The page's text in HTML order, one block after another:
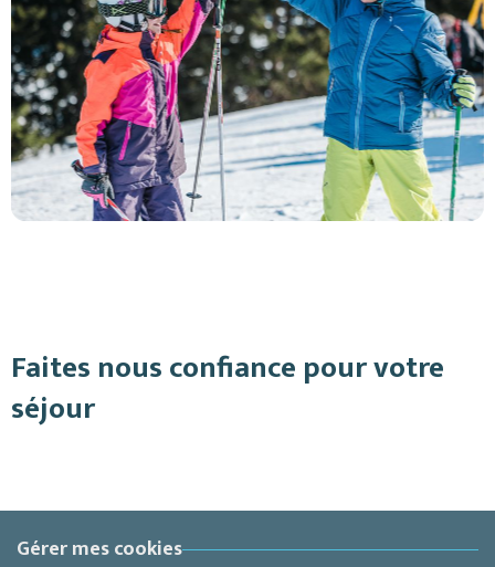
Faites nous confiance pour votre
séjour
Gérer mes cookies